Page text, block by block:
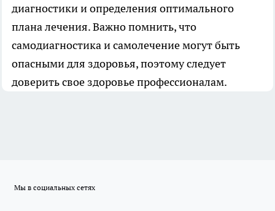
диагностики и определения оптимального
плана лечения. Важно помнить, что
самодиагностика и самолечение могут быть
опасными для здоровья, поэтому следует
доверить свое здоровье профессионалам.
Мы в социальных сетях